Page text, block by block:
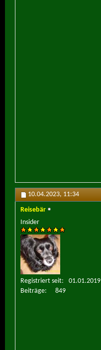
10.04.2023, 11:34
Reisebär
Insider
Registriert seit
01.01.2019
Beiträge
849